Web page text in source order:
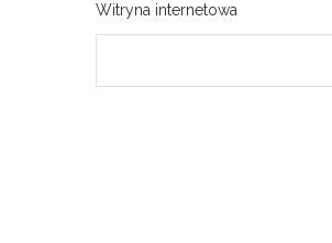
Witryna internetowa